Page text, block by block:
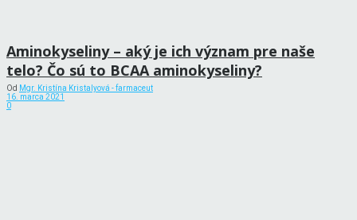
Aminokyseliny – aký je ich význam pre naše
telo? Čo sú to BCAA aminokyseliny?
Od Mgr. Kristína Kristalyová - farmaceut
16. marca 2021
0